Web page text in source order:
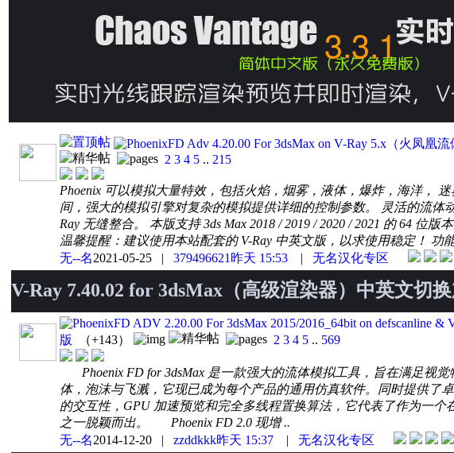
3.3.1
PhoenixFD Adv 4.20.00 For 3dsMax on V-Ray 5.x（火凤凰
2 3 4 5 .. 215
Phoenix 可以模拟大量特效，包括火焰，烟雾，液体，爆炸，海洋，
间，强大的模拟引擎对复杂的模拟提供详细的控制参数。 灵活的流体
Ray 无缝整合。 本版支持 3ds Max 2018 / 2019 / 2020 / 2021 的 64 位版
温馨提醒：建议使用本站配套的 V-Ray 中英文版，以求使用稳定！ 功
无--名2021-05-25 | 379496621 昨天 15:53 | 无名汉化专区
V-Ray 7.40.02 for 3dsMax（高级渲染器）中英文切
PhoenixFD ADV 2.20.00 For 3dsMax 2015/2016_64bit on defscanline
版
（+143） 2 3 4 5 .. 569
Phoenix FD for 3dsMax 是一款强大的流体模拟工具，旨在满足视
体，泡沫与飞溅，它现已成为每个产品的通用仿真软件。同时提供了
的交互性，GPU 加速预览和完全多线程置换算法，它代表了作为一
之一脱颖而出。 Phoenix FD 2.0 现增 ..
无--名2014-12-20 | zzddkkk昨天 15:37 | 无名汉化专区